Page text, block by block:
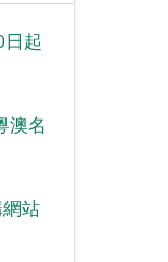
起
澳名
站